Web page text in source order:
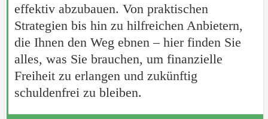
effektiv abzubauen. Von praktischen
Strategien bis hin zu hilfreichen Anbietern,
die Ihnen den Weg ebnen – hier finden Sie
alles, was Sie brauchen, um finanzielle
Freiheit zu erlangen und zukünftig
schuldenfrei zu bleiben.